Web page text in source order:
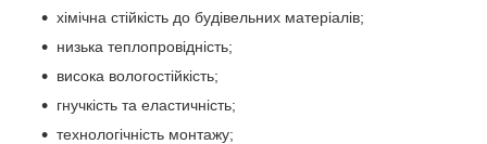
хімічна стійкість до будівельних матеріалів;
низька теплопровідність;
висока вологостійкість;
гнучкість та еластичність;
технологічність монтажу;